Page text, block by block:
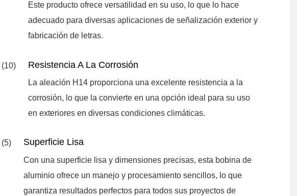
Este producto ofrece versatilidad en su uso, lo que lo hace
adecuado para diversas aplicaciones de señalización exterior y
fabricación de letras.
Resistencia A La Corrosión
La aleación H14 proporciona una excelente resistencia a la
corrosión, lo que la convierte en una opción ideal para su uso
en exteriores en diversas condiciones climáticas.
Superficie Lisa
Con una superficie lisa y dimensiones precisas, esta bobina de
aluminio ofrece un manejo y procesamiento sencillos, lo que
garantiza resultados perfectos para todos sus proyectos de